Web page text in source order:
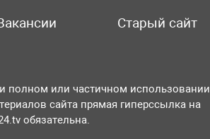
Старый сайт
полном или частичном использовании
сайта прямая гиперссылка на
обязательна.